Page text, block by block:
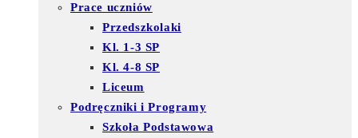
Prace uczniów
Przedszkolaki
Kl. 1-3 SP
Kl. 4-8 SP
Liceum
Podręczniki i Programy
Szkoła Podstawowa